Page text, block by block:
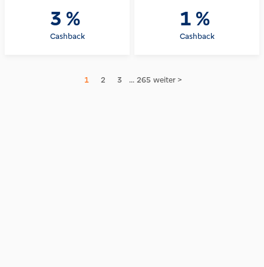
3 %
Cashback
1 %
Cashback
1 2 3 ... 265 weiter >